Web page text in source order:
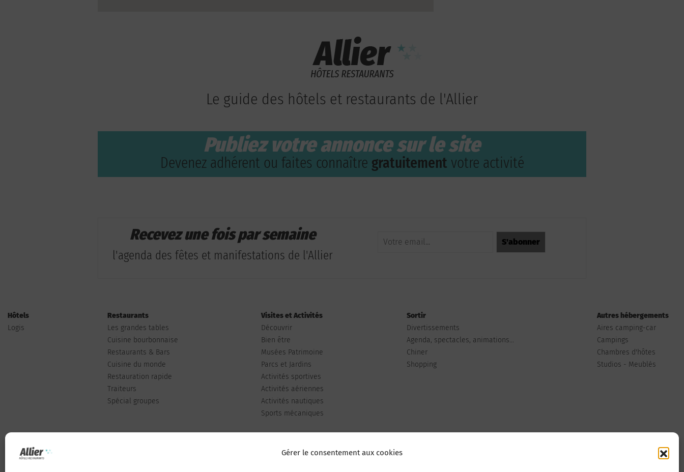
Gérer le consentement aux cookies
Le guide des hôtels et restaurants de l'Allier
Publiez votre annonce sur le site
Devenez adhérent ou faites connaître gratuitement votre activité
Recevez une fois par semaine
l'agenda des fêtes et manifestations de l'Allier
Hôtels
Logis
Restaurants
Les grandes tables
Cuisine bourbonnaise
Restaurants & Bars
Cuisine du monde
Restauration rapide
Traiteurs
Spécial groupes
Visites et Activités
Découvrir
Bien être
Musées Patrimoine
Parcs et Jardins
Activités sportives
Activités aériennes
Activités nautiques
Sports mécaniques
Sortir
Divertissements
Agenda, spectacles, animations...
Chiner
Shopping
Autres hébergements
Aires camping-car
Campings
Chambres d'hôtes
Studios - Meublés